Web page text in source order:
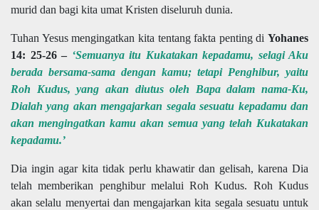
murid dan bagi kita umat Kristen diseluruh dunia.
Tuhan Yesus mengingatkan kita tentang fakta penting di Yohanes
14: 25-26 – ‘Semuanya itu Kukatakan kepadamu, selagi Aku
berada bersama-sama dengan kamu; tetapi Penghibur, yaitu
Roh Kudus, yang akan diutus oleh Bapa dalam nama-Ku,
Dialah yang akan mengajarkan segala sesuatu kepadamu dan
akan mengingatkan kamu akan semua yang telah Kukatakan
kepadamu.’
Dia ingin agar kita tidak perlu khawatir dan gelisah, karena Dia
telah memberikan penghibur melalui Roh Kudus. Roh Kudus
akan selalu menyertai dan mengajarkan kita segala sesuatu untuk